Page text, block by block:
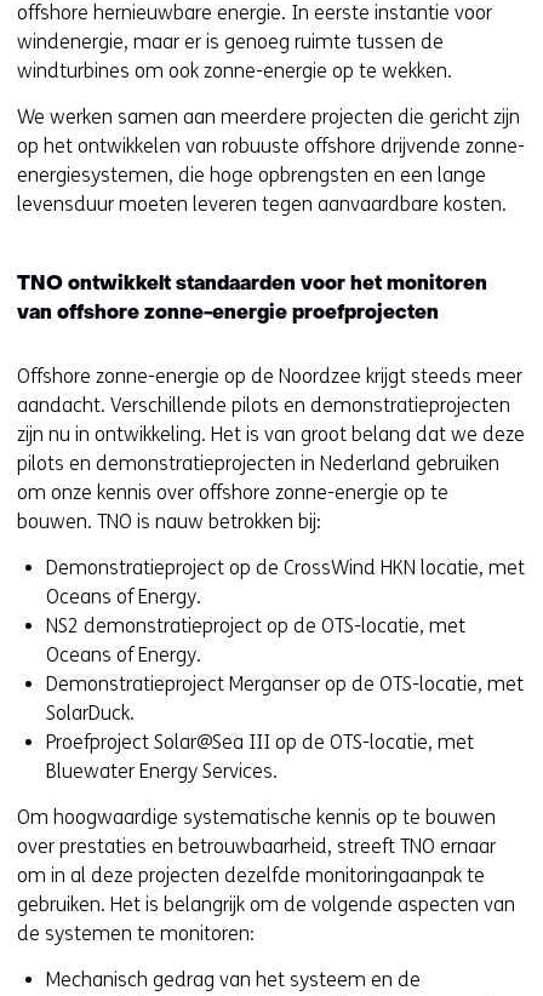
offshore hernieuwbare energie. In eerste instantie voor
windenergie, maar er is genoeg ruimte tussen de
windturbines om ook zonne-energie op te wekken.
We werken samen aan meerdere projecten die gericht zijn
op het ontwikkelen van robuuste offshore drijvende zonne-
energiesystemen, die hoge opbrengsten en een lange
levensduur moeten leveren tegen aanvaardbare kosten.
TNO ontwikkelt standaarden voor het monitoren
van offshore zonne-energie proefprojecten
Offshore zonne-energie op de Noordzee krijgt steeds meer
aandacht. Verschillende pilots en demonstratieprojecten
zijn nu in ontwikkeling. Het is van groot belang dat we deze
pilots en demonstratieprojecten in Nederland gebruiken
om onze kennis over offshore zonne-energie op te
bouwen. TNO is nauw betrokken bij:
Demonstratieproject op de CrossWind HKN locatie, met
Oceans of Energy.
NS2 demonstratieproject op de OTS-locatie, met
Oceans of Energy.
Demonstratieproject Merganser op de OTS-locatie, met
SolarDuck.
Proefproject Solar@Sea III op de OTS-locatie, met
Bluewater Energy Services.
Om hoogwaardige systematische kennis op te bouwen
over prestaties en betrouwbaarheid, streeft TNO ernaar
om in al deze projecten dezelfde monitoringaanpak te
gebruiken. Het is belangrijk om de volgende aspecten van
de systemen te monitoren:
Mechanisch gedrag van het systeem en de